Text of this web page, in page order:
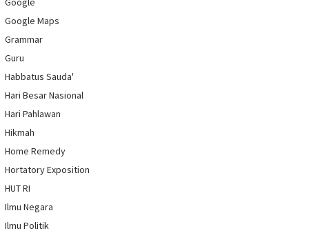
Google Maps
Grammar
Guru
Habbatus Sauda'
Hari Besar Nasional
Hari Pahlawan
Hikmah
Home Remedy
Hortatory Exposition
HUT RI
Ilmu Negara
Ilmu Politik